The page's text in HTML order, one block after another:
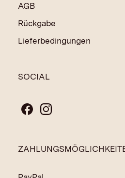
AGB
Rückgabe
Lieferbedingungen
SOCIAL